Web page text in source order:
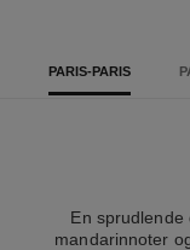
PARIS-PARIS
En sprudlende
mandarinnoter